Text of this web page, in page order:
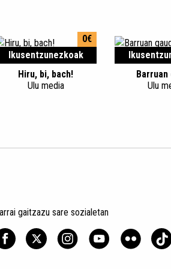
Ikusentzunezkoak
0€
Hiru, bi, bach!
Ulu media
Barruan
Ulu
gaitzazu sare sozialetan